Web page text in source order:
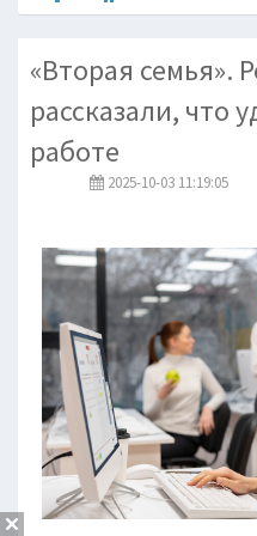
«Вторая семья».
рассказали, что
работе
2025-10-03 11:19:05